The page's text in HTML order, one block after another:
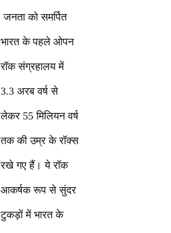
जनता को समर्पित
भारत के पहले ओपन
रॉक संग्रहालय में
3.3 अरब वर्ष से
लेकर 55 मिलियन वर्ष
तक की उम्र के रॉक्स
रखे गए हैं। ये रॉक
आकर्षक रूप से सुंदर
टुकड़ों में भारत के